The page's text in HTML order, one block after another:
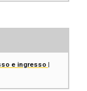
e ingresso |